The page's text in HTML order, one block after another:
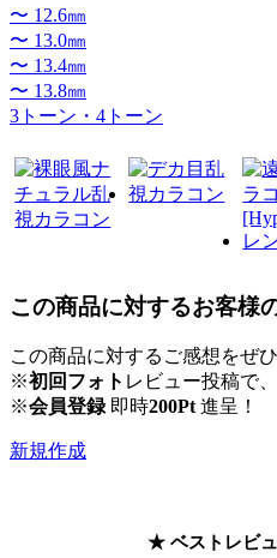
〜 12.6㎜
〜 13.0㎜
〜 13.4㎜
〜 13.8㎜
3トーン・4トーン
この商品に対するお客様
この商品に対するご感想をぜ
※初回フォト レビュー投稿で、
※会員登録即時200Pt進呈！
新規作成
★ ベストレビ